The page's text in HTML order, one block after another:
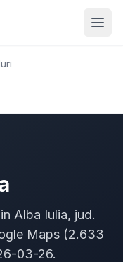
Alba Iulia, jud.
Maps (2.633
03-26.